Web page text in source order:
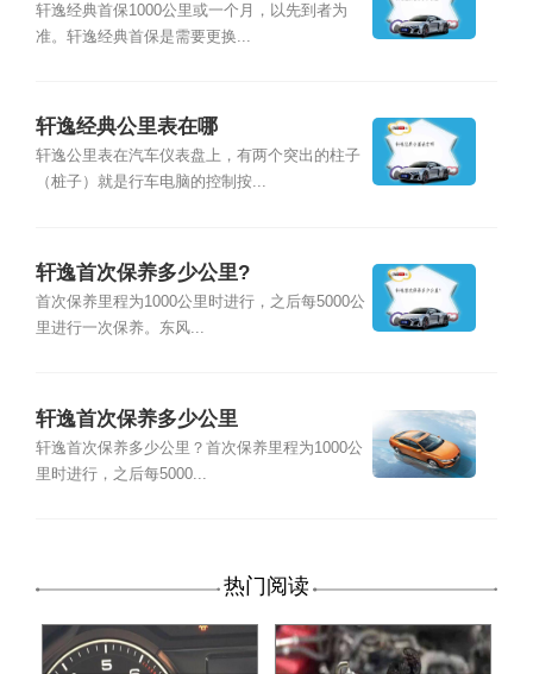
轩逸经典首保1000公里或一个月，以先到者为
准。轩逸经典首保是需要更换...
轩逸经典公里表在哪
轩逸公里表在汽车仪表盘上，有两个突出的柱子
（桩子）就是行车电脑的控制按...
轩逸首次保养多少公里?
首次保养里程为1000公里时进行，之后每5000公
里进行一次保养。东风...
轩逸首次保养多少公里
轩逸首次保养多少公里？首次保养里程为1000公
里时进行，之后每5000...
热门阅读